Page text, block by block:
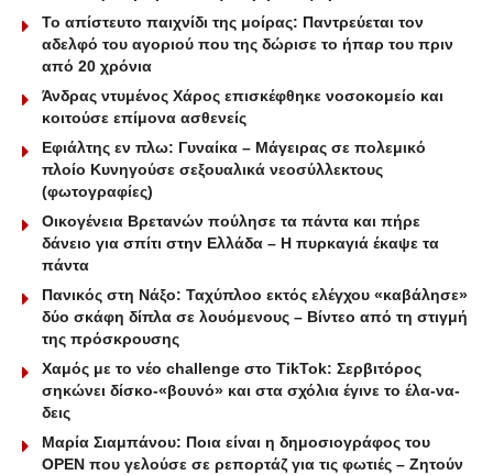
Το απίστευτο παιχνίδι της μοίρας: Παντρεύεται τον
αδελφό του αγοριού που της δώρισε το ήπαρ του πριν
από 20 χρόνια
Άνδρας ντυμένος Χάρος επισκέφθηκε νοσοκομείο και
κοιτούσε επίμονα ασθενείς
Εφιάλτης εν πλω: Γυναίκα – Μάγειρας σε πολεμικό
πλοίο Κυνηγούσε σεξουαλικά νεοσύλλεκτους
(φωτογραφίες)
Οικογένεια Βρετανών πούλησε τα πάντα και πήρε
δάνειο για σπίτι στην Ελλάδα – Η πυρκαγιά έκαψε τα
πάντα
Πανικός στη Νάξο: Ταχύπλοο εκτός ελέγχου «καβάλησε»
δύο σκάφη δίπλα σε λουόμενους – Βίντεο από τη στιγμή
της πρόσκρουσης
Χαμός με το νέο challenge στο TikTok: Σερβιτόρος
σηκώνει δίσκο-«βουνό» και στα σχόλια έγινε το έλα-να-
δεις
Μαρία Σιαμπάνου: Ποια είναι η δημοσιογράφος του
OPEN που γελούσε σε ρεπορτάζ για τις φωτιές – Ζητούν